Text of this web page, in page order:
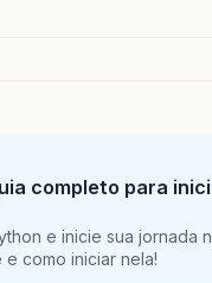
completo para
e inicie sua jornada
como iniciar nela!